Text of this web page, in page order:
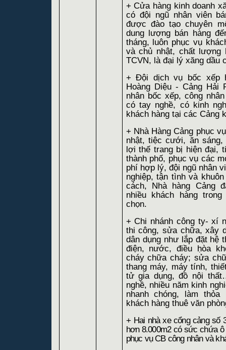
+ Cửa hàng kinh doanh
có đội ngũ nhân viên
được đào tạo chuyên
dung lượng bán hàng
tháng, luôn phục vụ
và chủ nhật, chất lượng
TCVN, là đại lý xăng dầu
+ Đội dịch vụ bốc xếp
Hoàng Diệu - Cảng Hải
nhân bốc xếp, công
có tay nghề, có kinh
khách hàng tại các Cảng
+ Nhà Hàng Cảng phục
nhật, tiệc cưới, ăn
lợi thế trang bị hiện đại,
thành phố, phục vụ các
phí hợp lý, đội ngũ nhân
nghiệp, tận tình và
cách, Nhà hàng Cảng
nhiều khách hàng
chọn.
+ Chi nhánh công ty- xí
thi công, sửa chữa, xây
dân dụng như lắp đặt hệ
điện, nước, điều ḥòa
cháy chữa cháy; sửa
thang máy, máy tính,
tử gia dụng, đồ nội
nghề, nhiều năm kinh
nhanh chóng, làm
khách hàng thuê văn
+ Hai nhà xe cổng cảng số
hơn 8.000m2 có sức chứa
phục vụ CB công nhân và